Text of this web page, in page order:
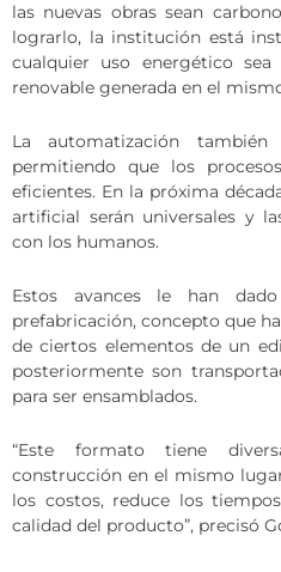
las nuevas obras sean
lograrlo, la institución está
cualquier uso energético
renovable generada en el
La automatización
permitiendo que los
eficientes. En la próxima
artificial serán universales y
con los humanos.
Estos avances le han
prefabricación, concepto que
de ciertos elementos de un
posteriormente son
para ser ensamblados.
“Este formato tiene
construcción en el mismo
los costos, reduce los
calidad del producto”, precisó